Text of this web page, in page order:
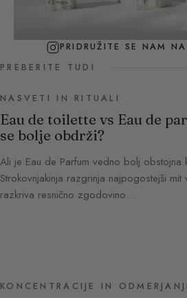
PRIDRUŽITE SE NAM
PREBERITE TUDI
NASVETI IN RITUALI
Eau de toilette vs Eau de
se bolje obdrži?
Ali je Eau de Parfum vedno bolj obstojna
Strokovnjakinja razgrinja najpogostejši mit
razkriva resnično zgodovino…
KONCENTRACIJE IN